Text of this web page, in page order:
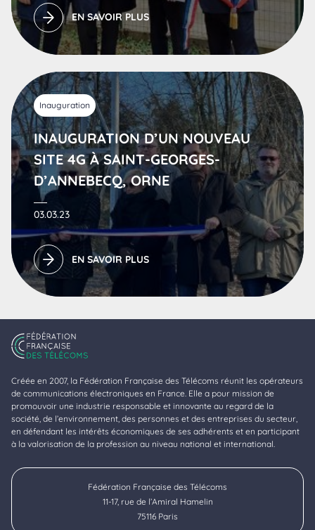
EN SAVOIR PLUS
Inauguration
INAUGURATION D’UN NOUVEAU
SITE 4G À SAINT-GEORGES-
D’ANNEBECQ, ORNE
03.03.23
EN SAVOIR PLUS
Créée en 2007, la Fédération Française des Télécoms réunit les opérateurs
de communications électroniques en France. Elle a pour mission de
promouvoir une industrie responsable et innovante au regard de la
société, de l’environnement, des personnes et des entreprises du secteur,
en défendant les intérêts économiques de ses adhérents et en participant
à la valorisation de la profession au niveau national et international.
Fédération Française des Télécoms
11-17, rue de l’Amiral Hamelin
75116 Paris